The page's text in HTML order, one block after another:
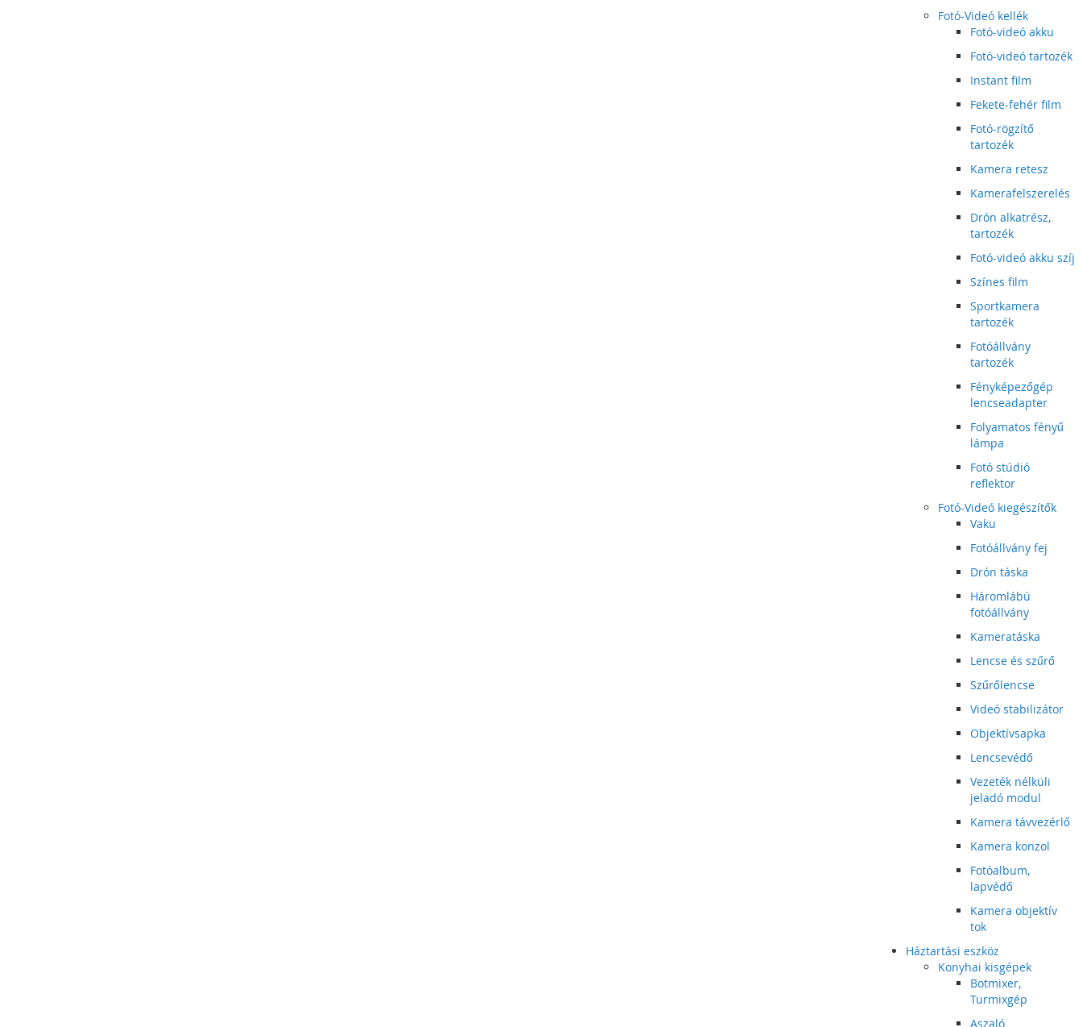
Fotó-Videó kellék
Fotó-videó akku
Fotó-videó tartozék
Instant film
Fekete-fehér film
Fotó-rögzítő
tartozék
Kamera retesz
Kamerafelszerelés
Drón alkatrész,
tartozék
Fotó-videó akku szíj
Színes film
Sportkamera
tartozék
Fotóállvány
tartozék
Fényképezőgép
lencseadapter
Folyamatos fényű
lámpa
Fotó stúdió
reflektor
Fotó-Videó kiegészítők
Vaku
Fotóállvány fej
Drón táska
Háromlábú
fotóállvány
Kameratáska
Lencse és szűrő
Szűrőlencse
Videó stabilizátor
Objektívsapka
Lencsevédő
Vezeték nélküli
jeladó modul
Kamera távvezérlő
Kamera konzol
Fotóalbum,
lapvédő
Kamera objektív
tok
Háztartási eszköz
Konyhai kisgépek
Botmixer,
Turmixgép
Aszaló